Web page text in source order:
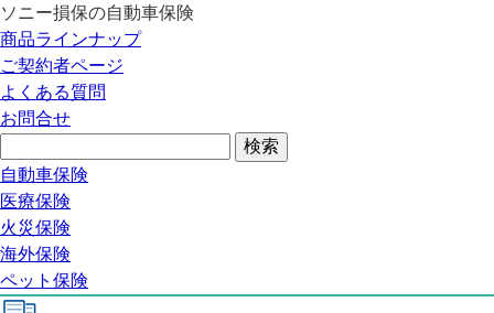
ソニー損保の自動車保険
商品ラインナップ
ご契約者ページ
よくある質問
お問合せ
自動車保険
医療保険
火災保険
海外保険
ペット保険
自動車保険トップ
商品の特長
補償内容
自動車保険ガイド
お客様の満足・不満の声
自動車保険トップ
商品の特長